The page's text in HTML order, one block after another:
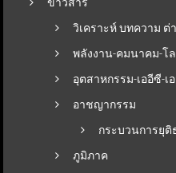
วิเคราะห์ บทความ ต่
พลังงาน-คมนาคม-โ
อุตสาหกรรม-เออีซี-เ
อาชญากรรม
กระบวนการยุติ
ภูมิภาค